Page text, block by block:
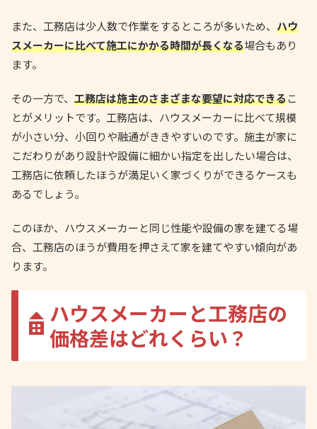
また、工務店は少人数で作業をするところが多いため、 ハウ
スメーカーに比べて施工にかかる時間が長くなる場合もあり
ます。
その一方で、 工務店は施主のさまざまな要望に対応できるこ
とがメリットです。工務店は、ハウスメーカーに比べて規模
が小さい分、小回りや融通がききやすいのです。施主が家に
こだわりがあり設計や設備に細かい指定を出したい場合は、
工務店に依頼したほうが満足いく家づくりができるケースも
あるでしょう。
このほか、ハウスメーカーと同じ性能や設備の家を建てる場
合、工務店のほうが費用を押さえて家を建てやすい傾向があ
ります。
ハウスメーカーと工務店の
価格差はどれくらい？